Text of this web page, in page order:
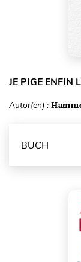
JE PIGE ENFIN
Autor(en) :
BUCH